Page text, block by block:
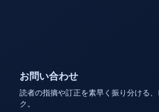
お問い合わせ
読者の指摘や訂正を素早く振り分ける
ク。